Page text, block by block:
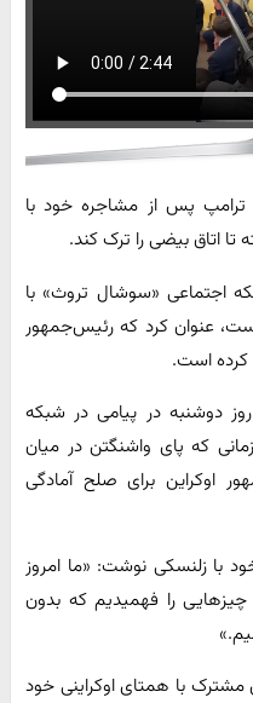
پس از مشاجره خود با
اتاق بیضی را ترک کند.
اجتماعی «سوشال تروث» با
عنوان کرد که رئیس‌جمهور
کرده است.
دوشنبه در پیامی در شبکه
که پای واشنگتن در میان
اوکراین برای صلح آمادگی
با زلنسکی نوشت: «ما امروز
را فهمیدیم که بدون
با همتای اوکراینی خود